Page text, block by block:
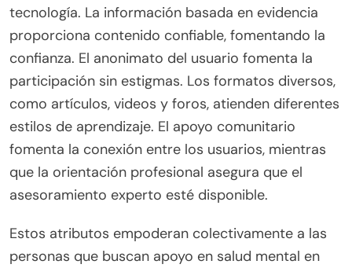
tecnología. La información basada en evidencia
proporciona contenido confiable, fomentando la
confianza. El anonimato del usuario fomenta la
participación sin estigmas. Los formatos diversos,
como artículos, videos y foros, atienden diferentes
estilos de aprendizaje. El apoyo comunitario
fomenta la conexión entre los usuarios, mientras
que la orientación profesional asegura que el
asesoramiento experto esté disponible.
Estos atributos empoderan colectivamente a las
personas que buscan apoyo en salud mental en